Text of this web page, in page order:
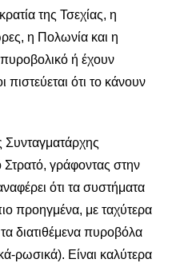
της Τσεχίας, η
η Πολωνία και η
πυροβολικό ή έχουν
ότι το κάνουν
Στρατό, γράφοντας στην
ότι τα συστήματα
προηγμένα, με ταχύτερα
διατιθέμενα πυροβόλα
ρωσικά). Είναι καλύτερα